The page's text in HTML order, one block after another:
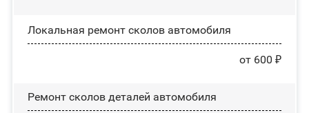
Локальная ремонт сколов автомобиля
от 600 ₽
Ремонт сколов деталей автомобиля